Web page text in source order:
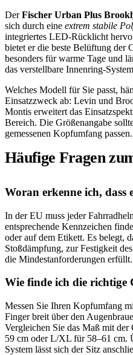
DerFischer Urban Plus
sich durch eine extrem stabile
integriertes LED-Rücklicht
bietet er die beste Belüftung der
besonders für warme Tage und
das verstellbare Innenring-
Welches Modell für Sie passt,
Einsatzzweck ab: Levin und
Montis erweitert das
Bereich. Die Größenangabe
gemessenen Kopfumfang passen.
Häufige Fragen
Woran erkenne ich, dass
In der EU muss jeder
entsprechende Kennzeichen
oder auf dem Etikett. Es belegt,
Stoßdämpfung, zur Festigkeit
die Mindestanforderungen erfüllt.
Wie finde ich die richtige
Messen Sie Ihren Kopfumfang
Finger breit über den
Vergleichen Sie das Maß mit
59 cm oder L/XL für 58–61 cm.
System lässt sich der Sitz